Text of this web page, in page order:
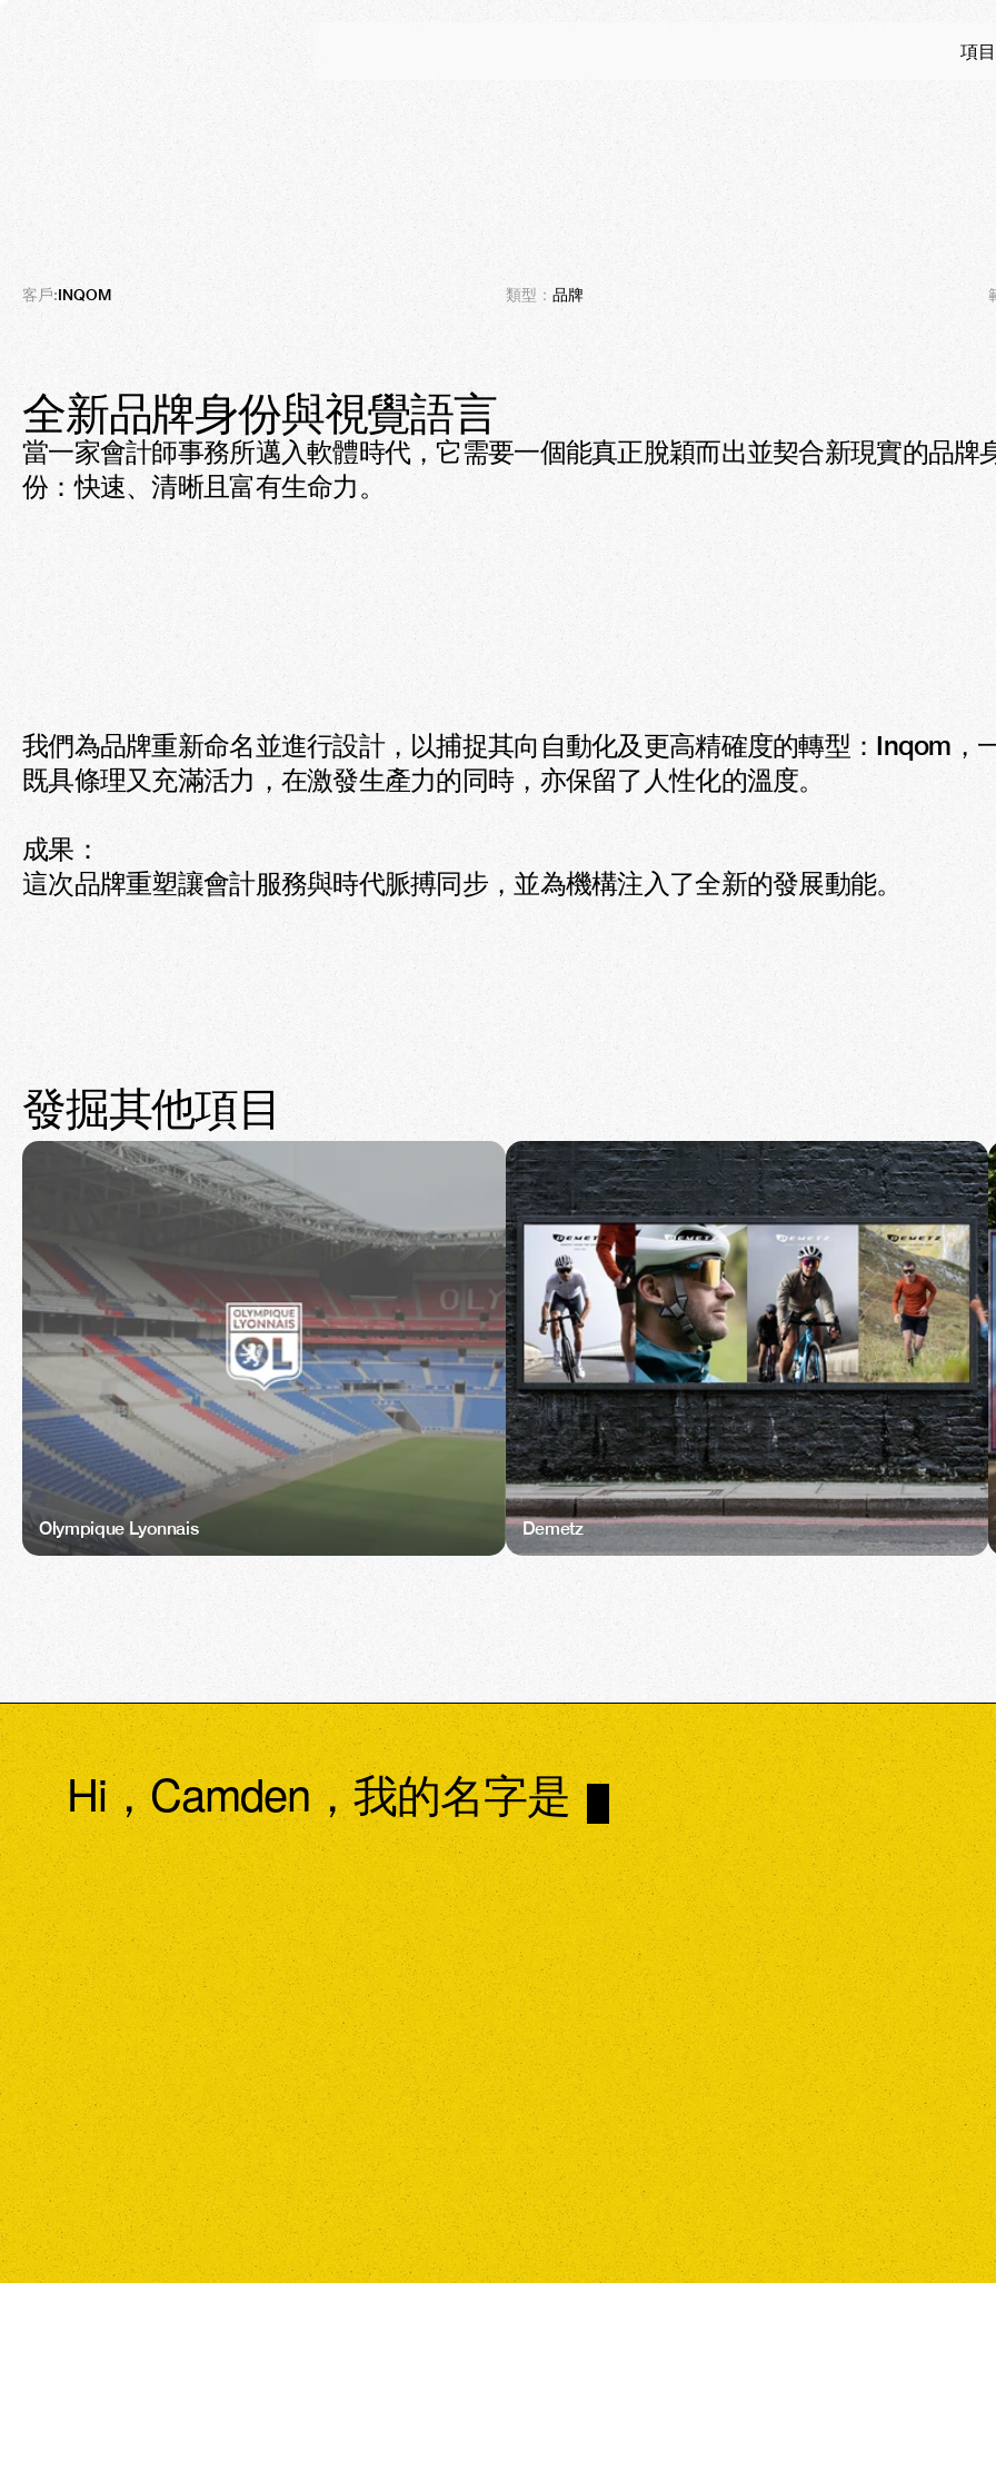
項目
Inqom
褪去拘謹的會計美學
客戶:INQOM 類型： 品牌
全新品牌身份與視覺語言
當一家會計師事務所邁入軟體時代，它需要一個能真正脫穎而出並契合新現實的品牌
份：快速、清晰且富有生命力。
我們為品牌重新命名並進行設計，以捕捉其向自動化及更高精確度的轉型：Inqom，
既具條理又充滿活力，在激發生產力的同時，亦保留了人性化的溫度。
成果：
這次品牌重塑讓會計服務與時代脈搏同步，並為機構注入了全新的發展動能。
發掘其他項目
Olympique Lyonnais Demetz
Hi，Camden，我的名字是